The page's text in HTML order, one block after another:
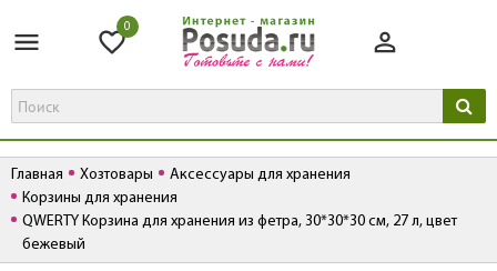
0
Главная Хозтовары
Аксессуары для хранения
Корзины для хранения
QWERTY Корзина для хранения из фетра, 30*30*30 см, 27 л, цвет
бежевый